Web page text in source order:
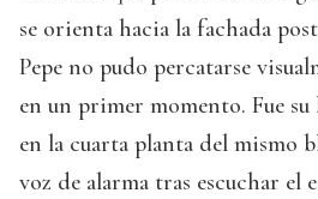
se orienta hacia la fachada
Pepe no pudo percatarse
en un primer momento. Fue
en la cuarta planta del mismo
voz de alarma tras escuchar el